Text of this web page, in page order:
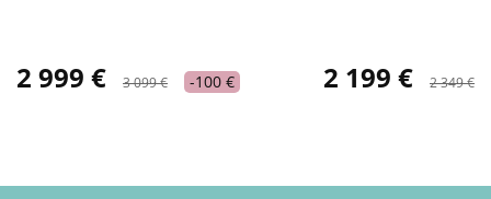
2 999 € 3 099 € -100 € 2 199 € 2 349 €